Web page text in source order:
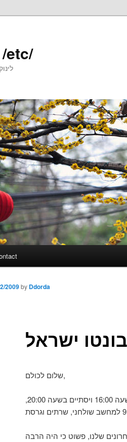
etc/
ישראל
2009by Ddorda
שלום לכולם,
עוד מספר שעות אסע למפגש אובונטו ישראל, שיתחיל בשעה 16:00 ויסתיים בשעה 20:00,
שלנו, פשוט כי היה הרבה